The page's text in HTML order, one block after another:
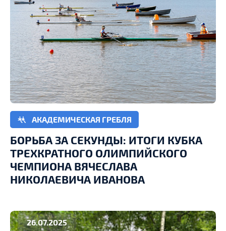
АКАДЕМИЧЕСКАЯ ГРЕБЛЯ
БОРЬБА ЗА СЕКУНДЫ: ИТОГИ КУБКА
ТРЕХКРАТНОГО ОЛИМПИЙСКОГО
ЧЕМПИОНА ВЯЧЕСЛАВА
НИКОЛАЕВИЧА ИВАНОВА
26.07.2025